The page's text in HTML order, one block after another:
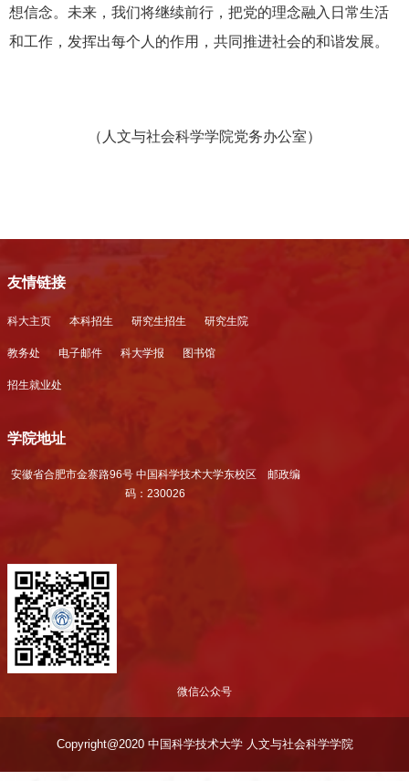
想信念。未来，我们将继续前行，把党的理念融入日常生活
和工作，发挥出每个人的作用，共同推进社会的和谐发展。
（人文与社会科学学院党务办公室）
友情链接
科大主页 本科招生 研究生招生 研究生院
教务处 电子邮件 科大学报 图书馆
招生就业处
学院地址
安徽省合肥市金寨路96号 中国科学技术大学东校区 邮政编
码：230026
微信公众号
Copyright@2020 中国科学技术大学 人文与社会科学学院